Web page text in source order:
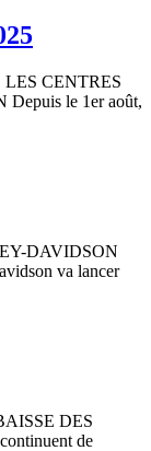
CENTRES
le 1er août,
DAVIDSON
va lancer
DES
de